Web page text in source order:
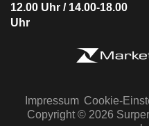
12.00 Uhr / 14.00-18.00
Uhr
Impressum Cookie-
Copyright © 2026